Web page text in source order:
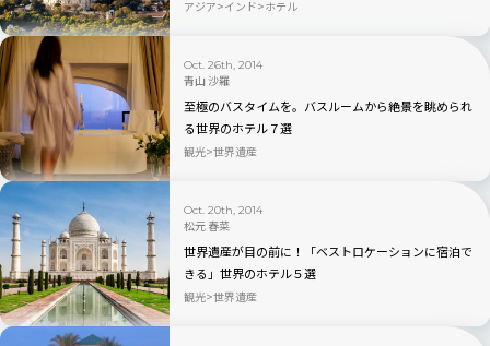
アジア インド ホテル
Oct. 26th, 2014
青山 沙羅
至極のバスタイムを。バスルームから絶景を眺められ
る世界のホテル７選
観光 世界遺産
Oct. 20th, 2014
松元 春菜
世界遺産が目の前に！「ベストロケーションに宿泊で
きる」世界のホテル５選
観光 世界遺産